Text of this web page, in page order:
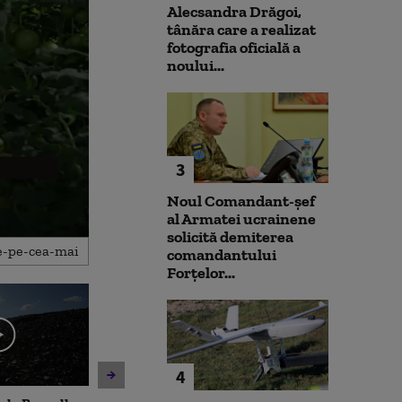
Alecsandra Drăgoi,
tânăra care a realizat
fotografia oficială a
noului...
3
Noul Comandant-șef
al Armatei ucrainene
solicită demiterea
comandantului
Forțelor...
4